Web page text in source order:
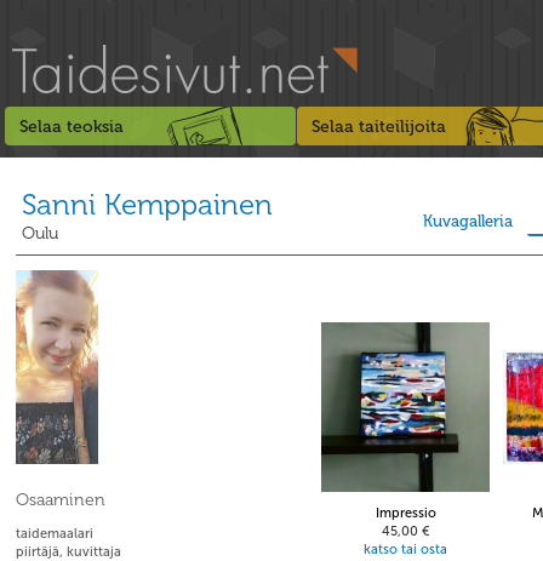
Selaa teoksia Selaa taiteilijoita
Sanni Kemppainen
Oulu
Kuvagalleria
Osaaminen
taidemaalari
piirtäjä, kuvittaja
Impressio
45,00 €
katso tai osta